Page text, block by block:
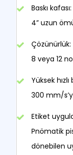
Baskı kafası:
4” uzun
Çözünürlük:
8 veya 12
Yüksek hızlı
300 mm/
Etiket
Pnömatik
dönebilen